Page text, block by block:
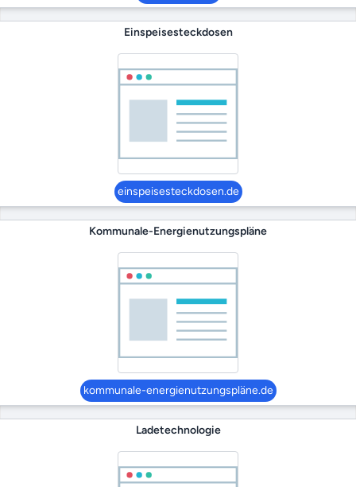
Einspeisesteckdosen
einspeisesteckdosen.de
Kommunale-Energienutzungspläne
kommunale-energienutzungspläne.de
Ladetechnologie